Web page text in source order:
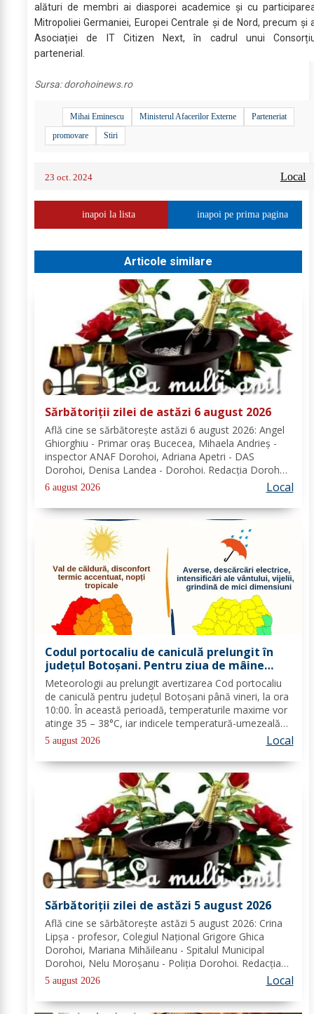
alături de membri ai diasporei academice și cu
Mitropoliei Germaniei, Europei Centrale și de Nord, precum și
Asociației de IT Citizen Next, în cadrul unui
partenerial.
Sursa:dorohoinews.ro
Mihai Eminescu Ministerul Afacerilor Externe
Parteneriat
promovare
Stiri
23 oct. 2024 Local
inapoi la lista inapoi pe prima pagina
Articole similare
Sărbătoriții zilei de astăzi 6 august 2026
Află cine se sărbătoreşte astăzi 6 august 2026: Angel
Ghiorghiu - Primar oraș Bucecea, Mihaela Andrieș -
inspector ANAF Dorohoi, Adriana Apetri - DAS
Dorohoi, Denisa Landea - Dorohoi. Redacția Dorohoi
News urează tuturor La mulți ani! Completează lista
sărbătoriților din Dorohoi, la...
6 august 2026 Local
Codul portocaliu de caniculă prelungit în
județul Botoșani. Pentru ziua de mâine
sunt prognozate și furtuni
Meteorologii au prelungit avertizarea Cod portocaliu
de caniculă pentru județul Botoșani până vineri, la ora
10:00. În această perioadă, temperaturile maxime vor
atinge 35 – 38°C, iar indicele temperatură-umezeală
va depăși pragul critic de 80 de unități. Nopțile vor
rămâne tropicale, cu minime...
5 august 2026 Local
Sărbătoriții zilei de astăzi 5 august 2026
Află cine se sărbătoreşte astăzi 5 august 2026: Crina
Lipșa - profesor, Colegiul Național Grigore Ghica
Dorohoi, Mariana Mihăileanu - Spitalul Municipal
Dorohoi, Nelu Moroșanu - Poliția Dorohoi. Redacția
Dorohoi News urează tuturor La mulți ani!
Completează lista sărbătoriților din Dorohoi, la...
5 august 2026 Local